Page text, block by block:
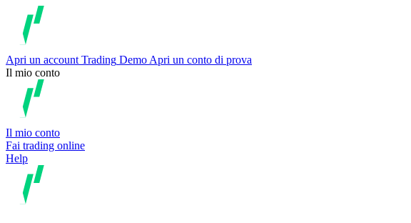
Apri un account Trading Demo Apri un conto di prova
Il mio conto
Il mio conto
Fai trading online
Help